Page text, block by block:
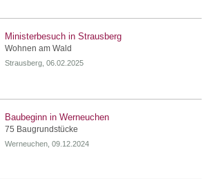
Ministerbesuch in Strausberg
Wohnen am Wald
Strausberg, 06.02.2025
Baubeginn in Werneuchen
75 Baugrundstücke
Werneuchen, 09.12.2024